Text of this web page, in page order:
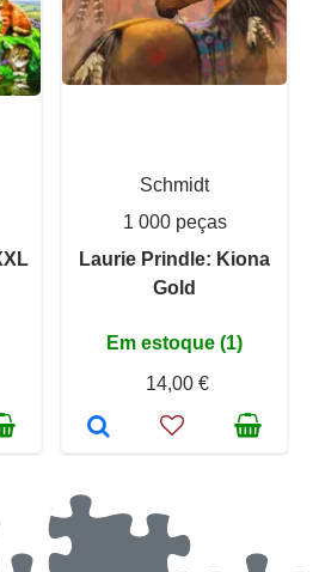
Schmidt
1 000 peças
Laurie Prindle: Kiona
Gold
Em estoque (1)
14,00 €